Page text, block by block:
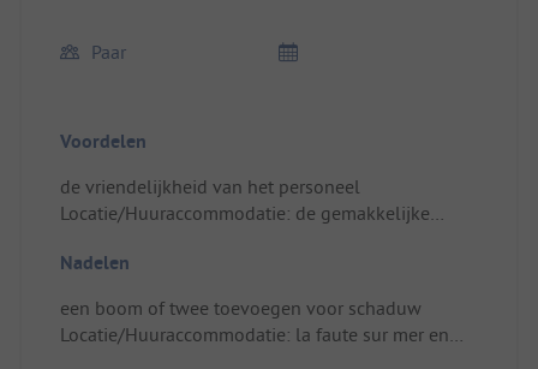
Paar
Voordelen
de vriendelijkheid van het personeel
Locatie/Huuraccommodatie: de gemakkelijke
Nadelen
een boom of twee toevoegen voor schaduw
Locatie/Huuraccommodatie: la faute sur mer en